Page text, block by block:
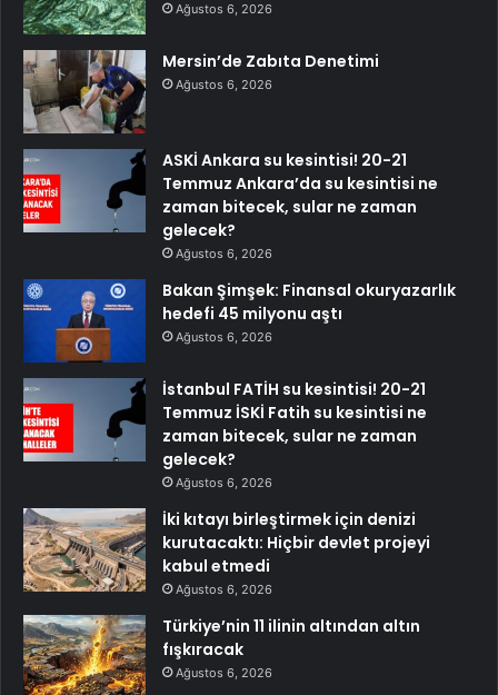
Ağustos 6, 2026
Mersin’de Zabıta Denetimi
Ağustos 6, 2026
ASKİ Ankara su kesintisi! 20-21
Temmuz Ankara’da su kesintisi ne
zaman bitecek, sular ne zaman
gelecek?
Ağustos 6, 2026
Bakan Şimşek: Finansal okuryazarlık
hedefi 45 milyonu aştı
Ağustos 6, 2026
İstanbul FATİH su kesintisi! 20-21
Temmuz İSKİ Fatih su kesintisi ne
zaman bitecek, sular ne zaman
gelecek?
Ağustos 6, 2026
İki kıtayı birleştirmek için denizi
kurutacaktı: Hiçbir devlet projeyi
kabul etmedi
Ağustos 6, 2026
Türkiye’nin 11 ilinin altından altın
fışkıracak
Ağustos 6, 2026